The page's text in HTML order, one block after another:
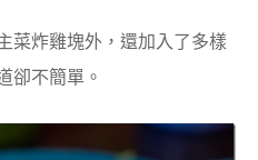
菜炸雞塊外，還加入了多樣
卻不簡單。